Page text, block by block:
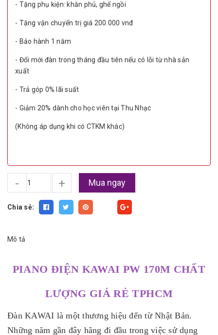
- Tặng phụ kiện: khăn phủ, ghế ngồi
- Tặng vận chuyển trị giá 200.000 vnđ
- Bảo hành 1 năm
- Đổi mới đàn trong tháng đầu tiên nếu có lỗi từ nhà sản
xuất
- Trả góp 0% lãi suất
- Giảm 20% dành cho học viên tại Thu Nhạc
(Không áp dụng khi có CTKM khác)
- + Mua ngay
Chia sẻ:
Mô tả
PIANO ĐIỆN KAWAI PW 170M CHẤT
LƯỢNG GIÁ RẺ TPHCM
Đàn KAWAI là một thương hiệu đến từ Nhật Bản.
Những năm gần đây hãng đi đầu trong việc sử dụng